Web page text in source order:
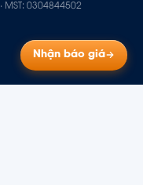
· MST: 0304844502
Nhận báo giá